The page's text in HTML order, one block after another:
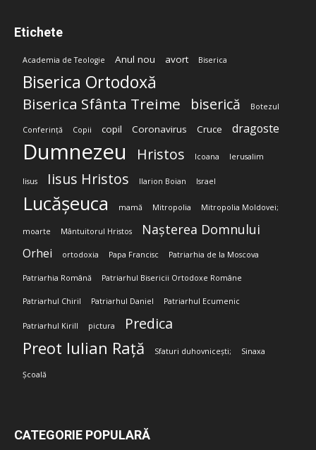
Etichete
Academia de Teologie Anul nou avort Biserica
Biserica Ortodoxă
Biserica Sfânta Treime biserică Botezul
Conferință Copii copil Coronavirus Cruce dragoste
Dumnezeu Hristos Icoana Ierusalim
Iisus Iisus Hristos Ilarion Boian Israel
Lucășeuca mamă Mitropolia Mitropolia Moldovei;
moarte Mântuitorul Hristos Nașterea Domnului
Orhei ortodoxia Papa Francisc Patriarhia de la Moscova
Patriarhia Română Patriarhul Bisericii Ortodoxe Române
Patriarhul Chiril Patriarhul Daniel Patriarhul Ecumenic
Patriarhul Kirill pictura Predica
Preot Iulian Rață Sfaturi duhovnicești; Sinaxa
Școală
CATEGORIE POPULARĂ